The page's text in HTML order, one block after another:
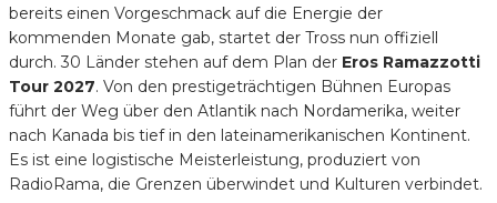
bereits einen Vorgeschmack auf die Energie der
kommenden Monate gab, startet der Tross nun offiziell
durch. 30 Länder stehen auf dem Plan der Eros Ramazzotti
Tour 2027. Von den prestigeträchtigen Bühnen Europas
führt der Weg über den Atlantik nach Nordamerika, weiter
nach Kanada bis tief in den lateinamerikanischen Kontinent.
Es ist eine logistische Meisterleistung, produziert von
RadioRama, die Grenzen überwindet und Kulturen verbindet.